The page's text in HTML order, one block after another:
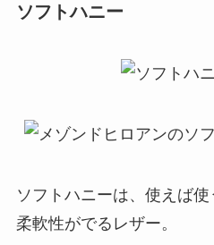
ソフトハニー
ソフトハニーは、使えば
柔軟性がでるレザー。